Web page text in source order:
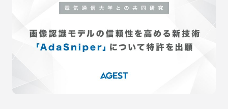
品質コラム